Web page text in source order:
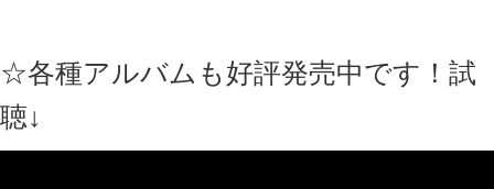
☆各種アルバムも好評発売中です！試
聴↓